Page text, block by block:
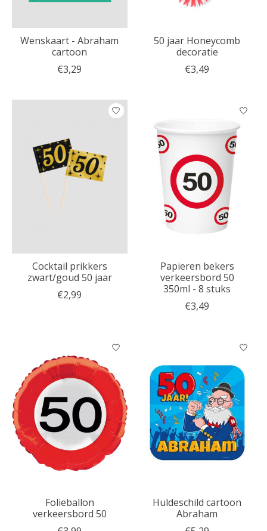
Wenskaart - Abraham
cartoon
€3,29
50 jaar Honeycomb
decoratie
€3,49
Cocktail prikkers
zwart/goud 50 jaar
€2,99
Papieren bekers
verkeersbord 50
350ml - 8 stuks
€3,49
Folieballon
verkeersbord 50
Huldeschild cartoon
Abraham